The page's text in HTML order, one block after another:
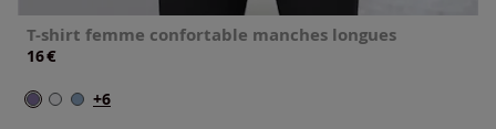
T-shirt femme confortable manches longues
16€
+6